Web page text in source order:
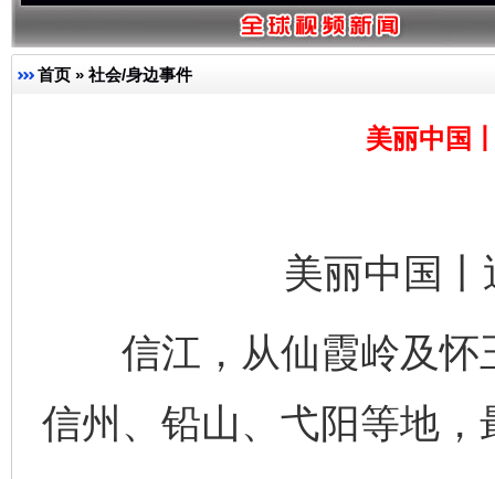
首页 » 社会/身边事件
美丽中国
美丽中国
信江，从仙霞岭及怀
信州、铅山、弋阳等地